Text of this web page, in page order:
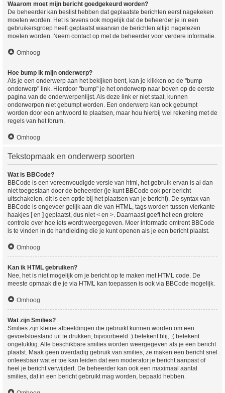
Waarom moet mijn bericht goedgekeurd worden?
De beheerder kan beslist hebben dat geplaatste berichten eerst nagekeken
moeten worden. Het is tevens ook mogelijk dat de beheerder je in een
gebruikersgroep heeft geplaatst waarvan de berichten altijd nagelezen
moeten worden. Neem contact op met de beheerder voor verdere informatie.
Omhoog
Hoe bump ik mijn onderwerp?
Als je een onderwerp aan het bekijken bent, kan je klikken op de "bump
onderwerp" link. Hierdoor "bump" je het onderwerp naar boven op de eerste
pagina van de onderwerpenlijst. Als deze link er niet staat, kunnen
onderwerpen niet gebumpt worden. Een onderwerp kan ook gebumpt
worden door een antwoord te plaatsen, maar hou hierbij wel rekening met de
regels van het forum.
Omhoog
Tekstopmaak en onderwerp soorten
Wat is BBCode?
BBCode is een vereenvoudigde versie van html, het gebruik ervan is al dan
niet toegestaan door de beheerder (je kunt BBCode ook per bericht
uitschakelen, dit is een optie bij het plaatsen van je bericht). De syntax van
BBCode is ongeveer gelijk aan die van HTML, tags worden tussen vierkante
haakjes [ en ] geplaatst, dus niet < en >. Daarnaast geeft het een grotere
controle over hoe iets wordt weergegeven. Meer informatie omtrent BBCode
is te vinden in de handleiding die je kunt openen als je een bericht plaatst.
Omhoog
Kan ik HTML gebruiken?
Nee, het is niet mogelijk om je bericht op te maken met HTML code. De
meeste opmaak die je via HTML kan toepassen is ook via BBCode mogelijk.
Omhoog
Wat zijn Smilies?
Smilies zijn kleine afbeeldingen die gebruikt kunnen worden om een
gevoelstoestand uit te drukken, bijvoorbeeld :) betekent blij, :( betekent
ongelukkig. Alle beschikbare smilies worden weergegeven als je een bericht
plaatst. Maak geen overdadig gebruik van smilies, ze maken een bericht snel
onleesbaar wat er toe kan leiden dat een moderator je bericht aanpast of
heel je bericht verwijdert. De beheerder kan ook een maximaal aantal
smilies, dat in een bericht gebruikt mag worden, bepaald hebben.